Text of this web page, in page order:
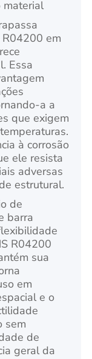
material
R04200 em
Essa
a a
que exigem
à corrosão
ele resista
adversas
estrutural.
de
barra
R04200
sua
em
e o
sem
de
geral da